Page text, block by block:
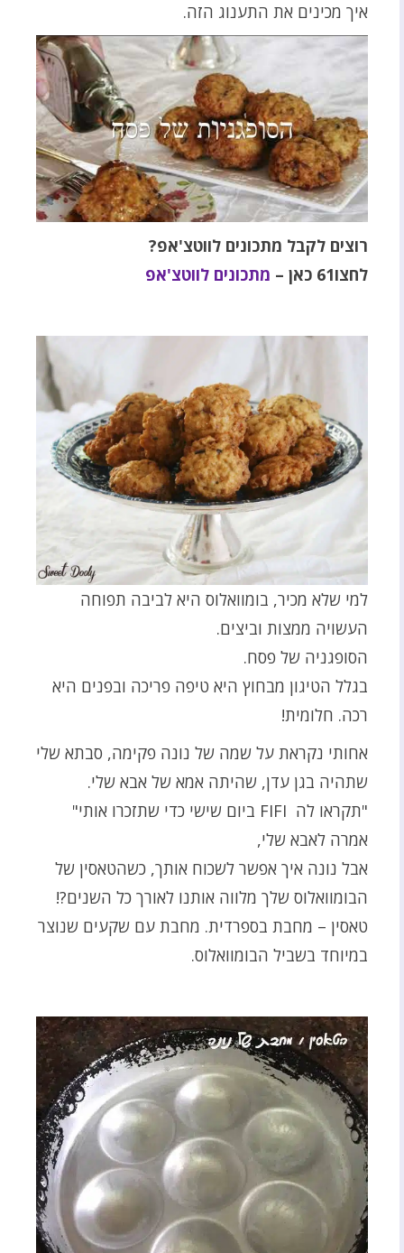
איך מכינים את התענוג הזה.
רוצים לקבל מתכונים לווטצ'אפ?
לחצו61 כאן –
מתכונים לווטצ'אפ
למי שלא מכיר, בומוואלוס היא לביבה תפוחה
העשויה ממצות וביצים.
הסופגניה של פסח.
בגלל הטיגון מבחוץ היא טיפה פריכה ובפנים היא
רכה. חלומית!
אחותי נקראת על שמה של נונה פקימה, סבתא שלי
שתהיה בגן עדן, שהיתה אמא של אבא שלי.
"תקראו לה FIFI ביום שישי כדי שתזכרו אותי"
אמרה לאבא שלי,
אבל נונה איך אפשר לשכוח אותך, כשהטאסין של
הבומוואלוס שלך מלווה אותנו לאורך כל השנים?!
טאסין – מחבת בספרדית. מחבת עם שקעים שנוצר
במיוחד בשביל הבומוואלוס.